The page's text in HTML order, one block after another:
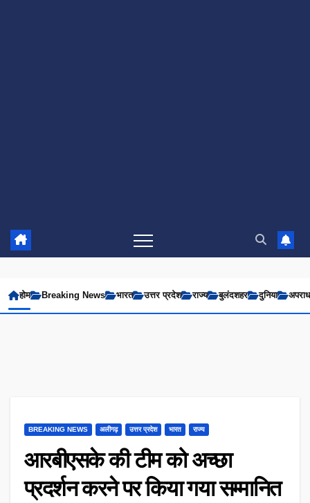
होम Breaking News भारत उत्तर प्रदेश राज्य बुलंदशहर दुनिया अपराध
BREAKING NEWS अलीगढ़ उत्तर प्रदेश भारत राज्य
आरबीएसके की टीम को अच्छा
प्रदर्शन करने पर किया गया सम्मानित